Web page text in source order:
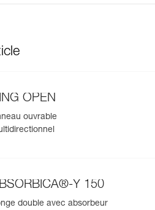
OPEN
ouvrable
Y 150
double avec absorbeur